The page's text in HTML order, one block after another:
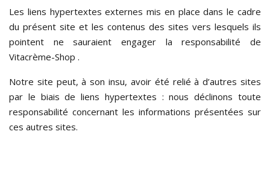
Les liens hypertextes externes mis en place dans le cadre
du présent site et les contenus des sites vers lesquels ils
pointent ne sauraient engager la responsabilité de
Vitacrème-Shop .
Notre site peut, à son insu, avoir été relié à d’autres sites
par le biais de liens hypertextes : nous déclinons toute
responsabilité concernant les informations présentées sur
ces autres sites.